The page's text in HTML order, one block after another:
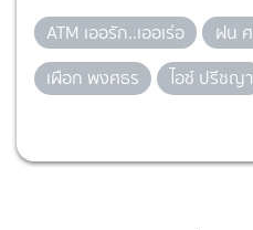
ATM เออรัก..เออเร่อ ฝน
เผือก พงศธร
ไอซ์ ปรีชญา